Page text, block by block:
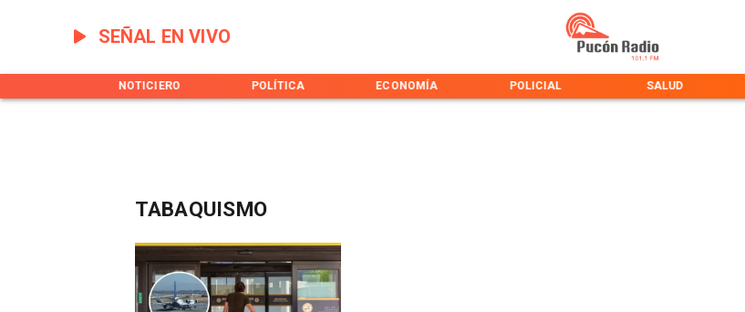
SEÑAL EN VIVO
NOTICIERO POLÍTICA ECONOMÍA POLICIAL SALUD
TABAQUISMO